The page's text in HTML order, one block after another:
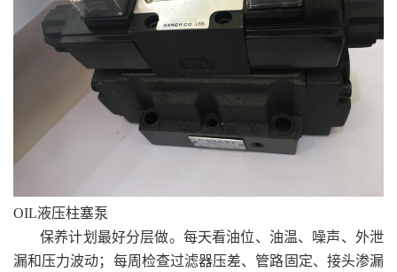
OIL液压柱塞泵
保养计划最好分层做。每天看油位、油温、噪声、外泄
漏和压力波动；每周检查过滤器压差、管路固定、接头渗漏